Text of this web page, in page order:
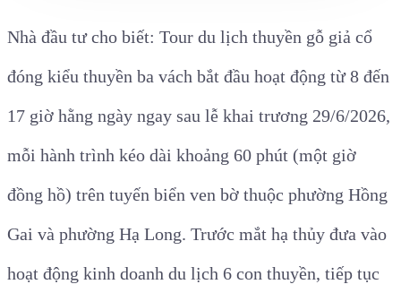
Nhà đầu tư cho biết: Tour du lịch thuyền gỗ giả cổ
đóng kiểu thuyền ba vách bắt đầu hoạt động từ 8 đến
17 giờ hằng ngày ngay sau lễ khai trương 29/6/2026,
mỗi hành trình kéo dài khoảng 60 phút (một giờ
đồng hồ) trên tuyến biển ven bờ thuộc phường Hồng
Gai và phường Hạ Long. Trước mắt hạ thủy đưa vào
hoạt động kinh doanh du lịch 6 con thuyền, tiếp tục